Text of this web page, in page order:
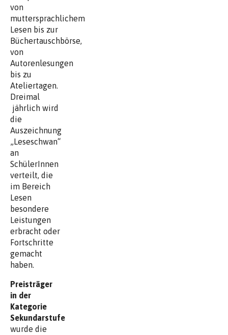
von
muttersprachlichem
Lesen bis zur
Büchertauschbörse,
von
Autorenlesungen
bis zu
Ateliertagen.
Dreimal
jährlich wird
die
Auszeichnung
„Leseschwan“
an
SchülerInnen
verteilt, die
im Bereich
Lesen
besondere
Leistungen
erbracht oder
Fortschritte
gemacht
haben.
Preisträger
in der
Kategorie
Sekundarstufe
wurde die